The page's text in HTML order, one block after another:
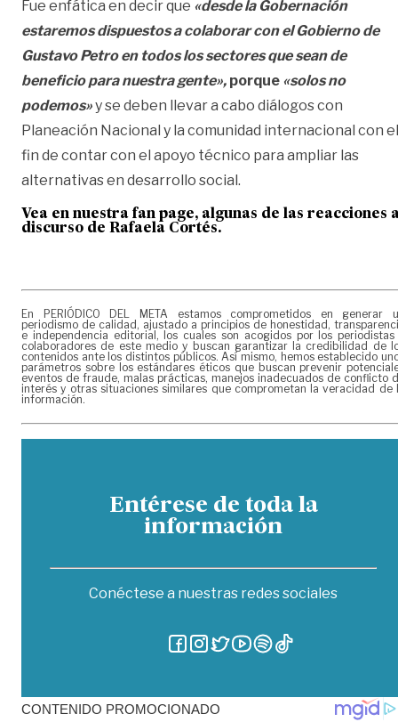
Fue enfática en decir que «desde la Gobernación
estaremos dispuestos a colaborar con el Gobierno de
Gustavo Petro en todos los sectores que sean de
beneficio para nuestra gente», porque «solos no
podemos»y se deben llevar a cabo diálogos con
Planeación Nacional y la comunidad internacional con el
fin de contar con el apoyo técnico para ampliar las
alternativas en desarrollo social.
Vea en nuestra fan page, algunas de las reacciones
discurso de Rafaela Cortés.
En PERIÓDICO DEL META estamos comprometidos en generar
periodismo de calidad, ajustado a principios de honestidad,
e independencia editorial, los cuales son acogidos por los periodistas
colaboradores de este medio y buscan garantizar la credibilidad de
contenidos ante los distintos públicos. Así mismo, hemos establecido
parámetros sobre los estándares éticos que buscan prevenir
eventos de fraude, malas prácticas, manejos inadecuados de conflicto
interés y otras situaciones similares que comprometan la veracidad de
información.
Entérese de toda la
información
Conéctese a nuestras redes sociales